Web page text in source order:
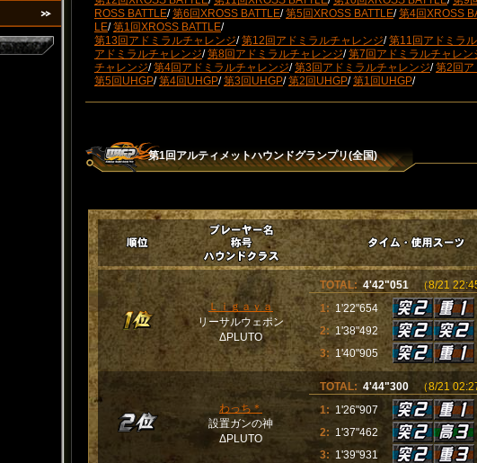
ROSS BATTLE/第6回XROSS BATTLE/第5回XROSS BATTLE/第4回XROSS
LE/第1回XROSS BATTLE/
第13回アドミラルチャレンジ/第12回アドミラルチャレンジ/第11回アドミラ
アドミラルチャレンジ/第8回アドミラルチャレンジ/第7回アドミラルチャレン
チャレンジ/第4回アドミラルチャレンジ/第3回アドミラルチャレンジ/第2回ア
第5回UHGP/第4回UHGP/第3回UHGP/第2回UHGP/第1回UHGP/
第1回アルティメットハウンドグランプリ(全国)
Ｌｉｇａｙａ
リーサルウェポン
ΔPLUTO
TOTAL: 4'42"051
（8/21
1: 1'22"654
2: 1'38"492
3: 1'40"905
わっち＊
設置ガンの神
ΔPLUTO
TOTAL: 4'44"300
（8/21
1: 1'26"907
2: 1'37"462
3: 1'39"931